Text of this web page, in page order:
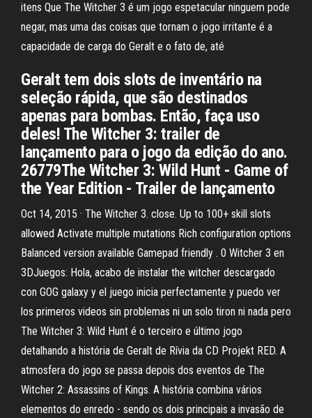
itens Que The Witcher 3 é um jogo espetacular ninguem pode
negar, mas uma das coisas que tornam o jogo irritante é a
capacidade de carga do Geralt e o fato de, até
Geralt tem dois slots de inventário na
seleção rápida, que são destinados
apenas para bombas. Então, faça uso
deles! The Witcher 3: trailer de
lançamento para o jogo da edição do ano.
26779The Witcher 3: Wild Hunt - Game of
the Year Edition - Trailer de lançamento
Oct 14, 2015 · The Witcher 3. close. Up to 100+ skill slots
allowed Activate multiple mutations Rich configuration options
Balanced version available Gamepad friendly . 0 Witcher 3 en
3DJuegos: Hola, acabo de instalar the witcher descargado
con GOG galaxy y el juego inicia perfectamente y puedo ver
los primeros videos sin problemas ni un solo tiron ni nada pero
The Witcher 3: Wild Hunt é o terceiro e último jogo
detalhando a história de Geralt de Rívia da CD Projekt RED. A
atmosfera do jogo se passa depois dos eventos de The
Witcher 2: Assassins of Kings. A história combina vários
elementos do enredo - sendo os dois principais a invasão de